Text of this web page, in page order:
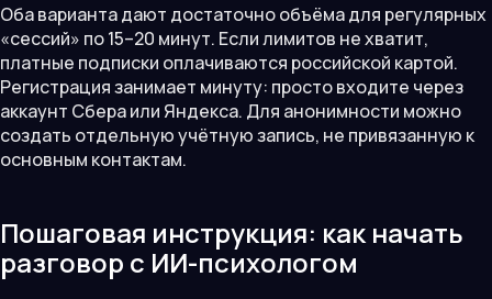
Оба варианта дают достаточно объёма для регулярных
«сессий» по 15–20 минут. Если лимитов не хватит,
платные подписки оплачиваются российской картой.
Регистрация занимает минуту: просто входите через
аккаунт Сбера или Яндекса. Для анонимности можно
создать отдельную учётную запись, не привязанную к
основным контактам.
Пошаговая инструкция: как начать
разговор с ИИ-психологом